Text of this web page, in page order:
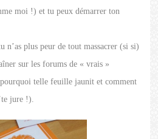
moi !) et tu peux démarrer ton
n’as plus peur de tout massacrer (si si)
sur les forums de « vrais »
telle feuille jaunit et comment
jure !).